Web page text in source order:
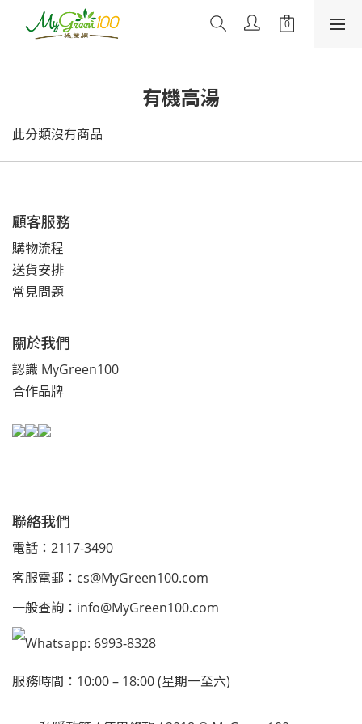
有機高湯
此分類沒有商品
顧客服務
購物流程
送貨安排
常見問題
關於我們
認識 MyGreen100
合作品牌
聯絡我們
電話：2117-3490
客服電郵： cs@MyGreen100.com
一般查詢： info@MyGreen100.com
Whatsapp: 6993-8328
服務時間：10:00 – 18:00 (星期一至六)